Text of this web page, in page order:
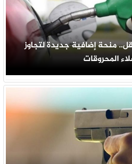
منحة إضافية جديدة لتجاوز
المحروقات